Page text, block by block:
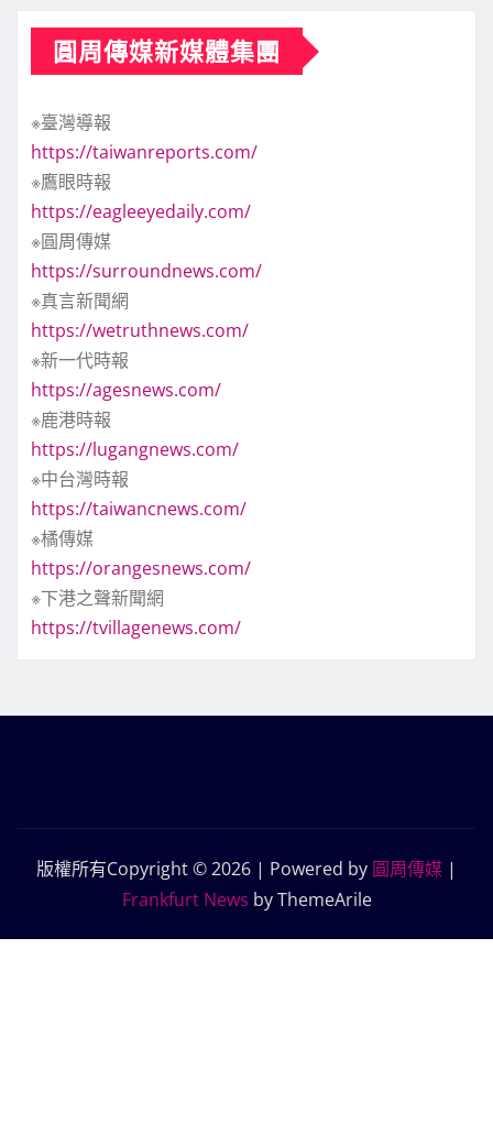
圓周傳媒新媒體集團
※臺灣導報
https://taiwanreports.com/
※鷹眼時報
https://eagleeyedaily.com/
※圓周傳媒
https://surroundnews.com/
※真言新聞網
https://wetruthnews.com/
※新一代時報
https://agesnews.com/
※鹿港時報
https://lugangnews.com/
※中台灣時報
https://taiwancnews.com/
※橘傳媒
https://orangesnews.com/
※下港之聲新聞網
https://tvillagenews.com/
版權所有Copyright © 2026 | Powered by 圓周傳媒 |
Frankfurt News by ThemeArile